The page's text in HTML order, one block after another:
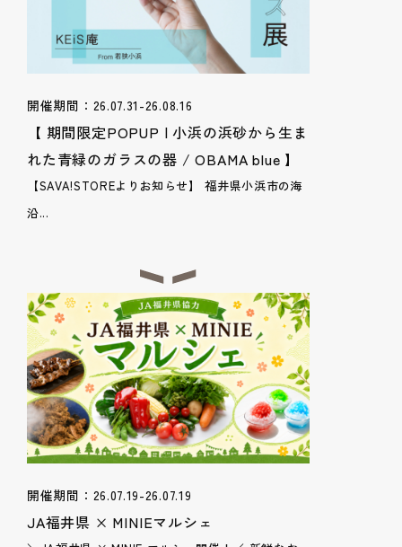
開催期間：26.07.31-26.08.16
【 期間限定POPUP | 小浜の浜砂から生ま
れた青緑のガラスの器 / OBAMA blue 】
【SAVA!STOREよりお知らせ】 福井県小浜市の海
沿...
開催期間：26.07.19-26.07.19
JA福井県 × MINIEマルシェ